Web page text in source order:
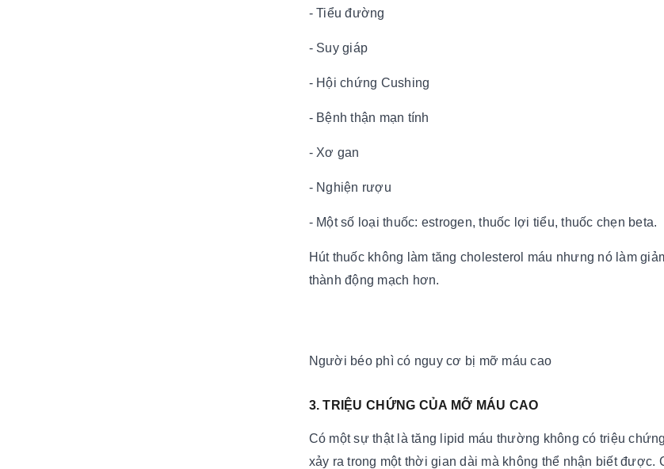
- Tiểu đường
- Suy giáp
- Hội chứng Cushing
- Bệnh thận mạn tính
- Xơ gan
- Nghiện rượu
- Một số loại thuốc: estrogen, thuốc lợi tiểu, thuốc chẹn beta.
Hút thuốc không làm tăng cholesterol máu nhưng nó làm
thành động mạch hơn.
Người béo phì có nguy cơ bị mỡ máu cao
3. TRIỆU CHỨNG CỦA MỠ MÁU CAO
Có một sự thật là tăng lipid máu thường không có triệu
xảy ra trong một thời gian dài mà không thể nhận biết